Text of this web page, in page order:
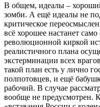
В общем, идеалы –
зомби. А ещё идеалы не
критическое
всё хорошее настанет
революционной киркой
реалистичного плана
экстерминации всех
такой план есть у лично
полпотовцев, и ещё
рабочий. В случае
вообще не предусмотрен.